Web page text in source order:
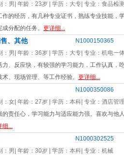
： 男 | 年龄： 23岁 | 学历：大专| 专业： 食品检
的经历，有几种专业证书，熟练专业技能
分配的任务。 更详细...
、其他
N1000150365
： 男 | 年龄： 36岁 | 学历：大专| 专业： 机电一
、反应快，有较强的学习能力，工作认真
、现场管理、等工作经验。 更详细...
N1000350086
： 女 | 年龄： 27岁 | 学历：本科| 专业： 酒店管
责任心，学习能力与适应能力强。喜欢与
细...
N1000302525
： 男 | 年龄： 30岁 | 学历：本科| 专业： 机械